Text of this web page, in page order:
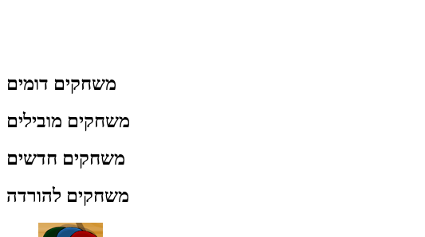
משחקים דומים
משחקים מובילים
משחקים חדשים
משחקים להורדה